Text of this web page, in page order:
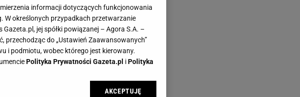
informacji dotyczących funkcjonowania
W określonych przypadkach przetwarzanie
jej spółki powiązanej – Agora S.A. –
przechodząc do „Ustawień Zaawansowanych”
i podmiotu, wobec którego jest kierowany.
Polityka Prywatności Gazeta.pl iPolityka
plików cookie Gazeta.pl sp. z o.o., jej
AKCEPTUJĘ